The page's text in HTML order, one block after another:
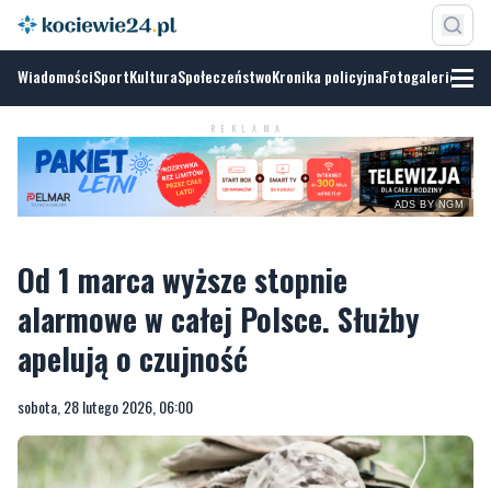
WiadomościSportKulturaSpołeczeństwoKronika policyjnaFotogalerie
REKLAMA
NGM
Od 1 marca wyższe stopnie
apelują o czujność
sobota, 28 lutego 2026, 06:00